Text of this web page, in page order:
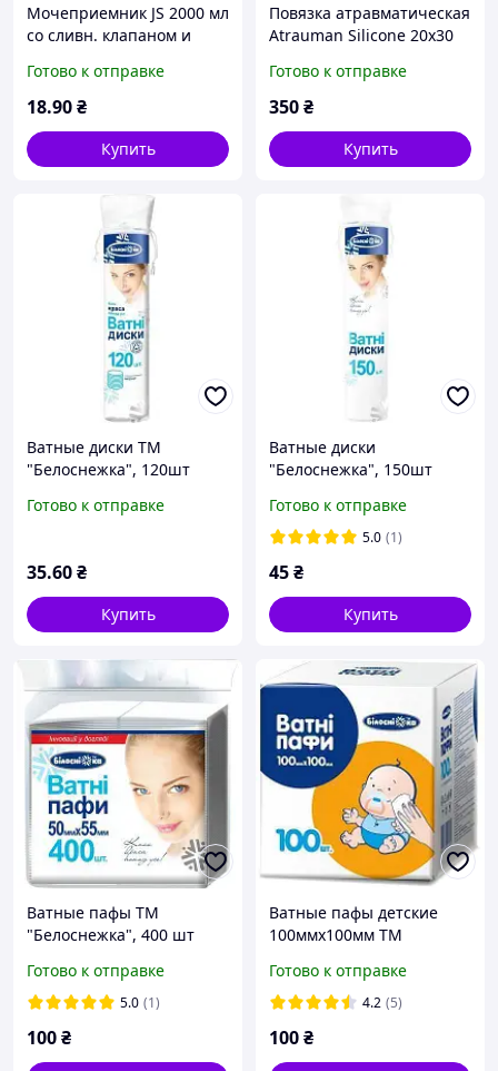
Мочеприемник JS 2000 мл
со сливн. клапаном и
(250 шт.кор/10 шт.уп) №1
Готово к отправке
18.90₴
Купить
Повязка атравматическая
Atrauman Silicone 20х30
4995651)
Готово к отправке
350₴
Купить
Ватные диски ТМ
"Белоснежка", 120шт
Готово к отправке
35.60₴
Купить
Ватные диски
"Белоснежка", 150шт
Готово к отправке
5.0 (1)
45₴
Купить
Ватные пафы ТМ
"Белоснежка", 400 шт
Готово к отправке
5.0 (1)
100₴
Ватные пафы детские
100ммх100мм ТМ
Готово к отправке
4.2 (5)
100₴